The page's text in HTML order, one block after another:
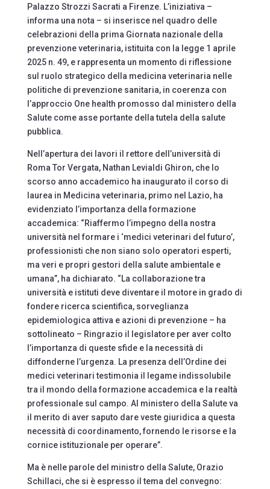
Palazzo Strozzi Sacrati a Firenze. L’iniziativa –
informa una nota – si inserisce nel quadro delle
celebrazioni della prima Giornata nazionale della
prevenzione veterinaria, istituita con la legge 1 aprile
2025 n. 49, e rappresenta un momento di riflessione
sul ruolo strategico della medicina veterinaria nelle
politiche di prevenzione sanitaria, in coerenza con
l’approccio One health promosso dal ministero della
Salute come asse portante della tutela della salute
pubblica.
Nell’apertura dei lavori il rettore dell’università di
Roma Tor Vergata, Nathan Levialdi Ghiron, che lo
scorso anno accademico ha inaugurato il corso di
laurea in Medicina veterinaria, primo nel Lazio, ha
evidenziato l’importanza della formazione
accademica: “Riaffermo l’impegno della nostra
università nel formare i ‘medici veterinari del futuro’,
professionisti che non siano solo operatori esperti,
ma veri e propri gestori della salute ambientale e
umana”, ha dichiarato. “La collaborazione tra
università e istituti deve diventare il motore in grado di
fondere ricerca scientifica, sorveglianza
epidemiologica attiva e azioni di prevenzione – ha
sottolineato – Ringrazio il legislatore per aver colto
l’importanza di queste sfide e la necessità di
diffonderne l’urgenza. La presenza dell’Ordine dei
medici veterinari testimonia il legame indissolubile
tra il mondo della formazione accademica e la realtà
professionale sul campo. Al ministero della Salute va
il merito di aver saputo dare veste giuridica a questa
necessità di coordinamento, fornendo le risorse e la
cornice istituzionale per operare”.
Ma è nelle parole del ministro della Salute, Orazio
Schillaci, che si è espresso il tema del convegno: